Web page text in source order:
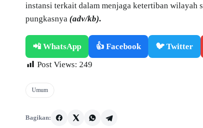
instansi terkait dalam menjaga ketertiban wilayah
pungkasnya (adv/kb).
📲 WhatsApp 👍 Facebook 🐦 Twitter
Post Views: 249
Umum
Bagikan: